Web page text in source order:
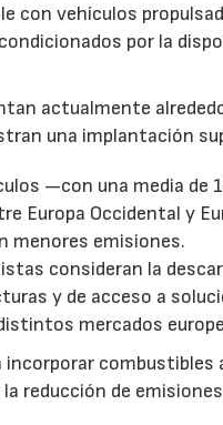
con vehículos
por la
actualmente
una implantación
—con una media de
Europa Occidental y
menores emisiones.
consideran la
y de acceso a
mercados
incorporar
reducción de